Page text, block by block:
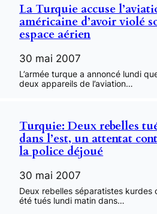
La Turquie accuse
américaine d’avoir violé
espace aérien
30 mai 2007
L’armée turque a annoncé lundi
deux appareils de l’aviation…
Turquie: Deux rebelles
dans l’est, un attentat
la police déjoué
30 mai 2007
Deux rebelles séparatistes kurdes
été tués lundi matin dans…